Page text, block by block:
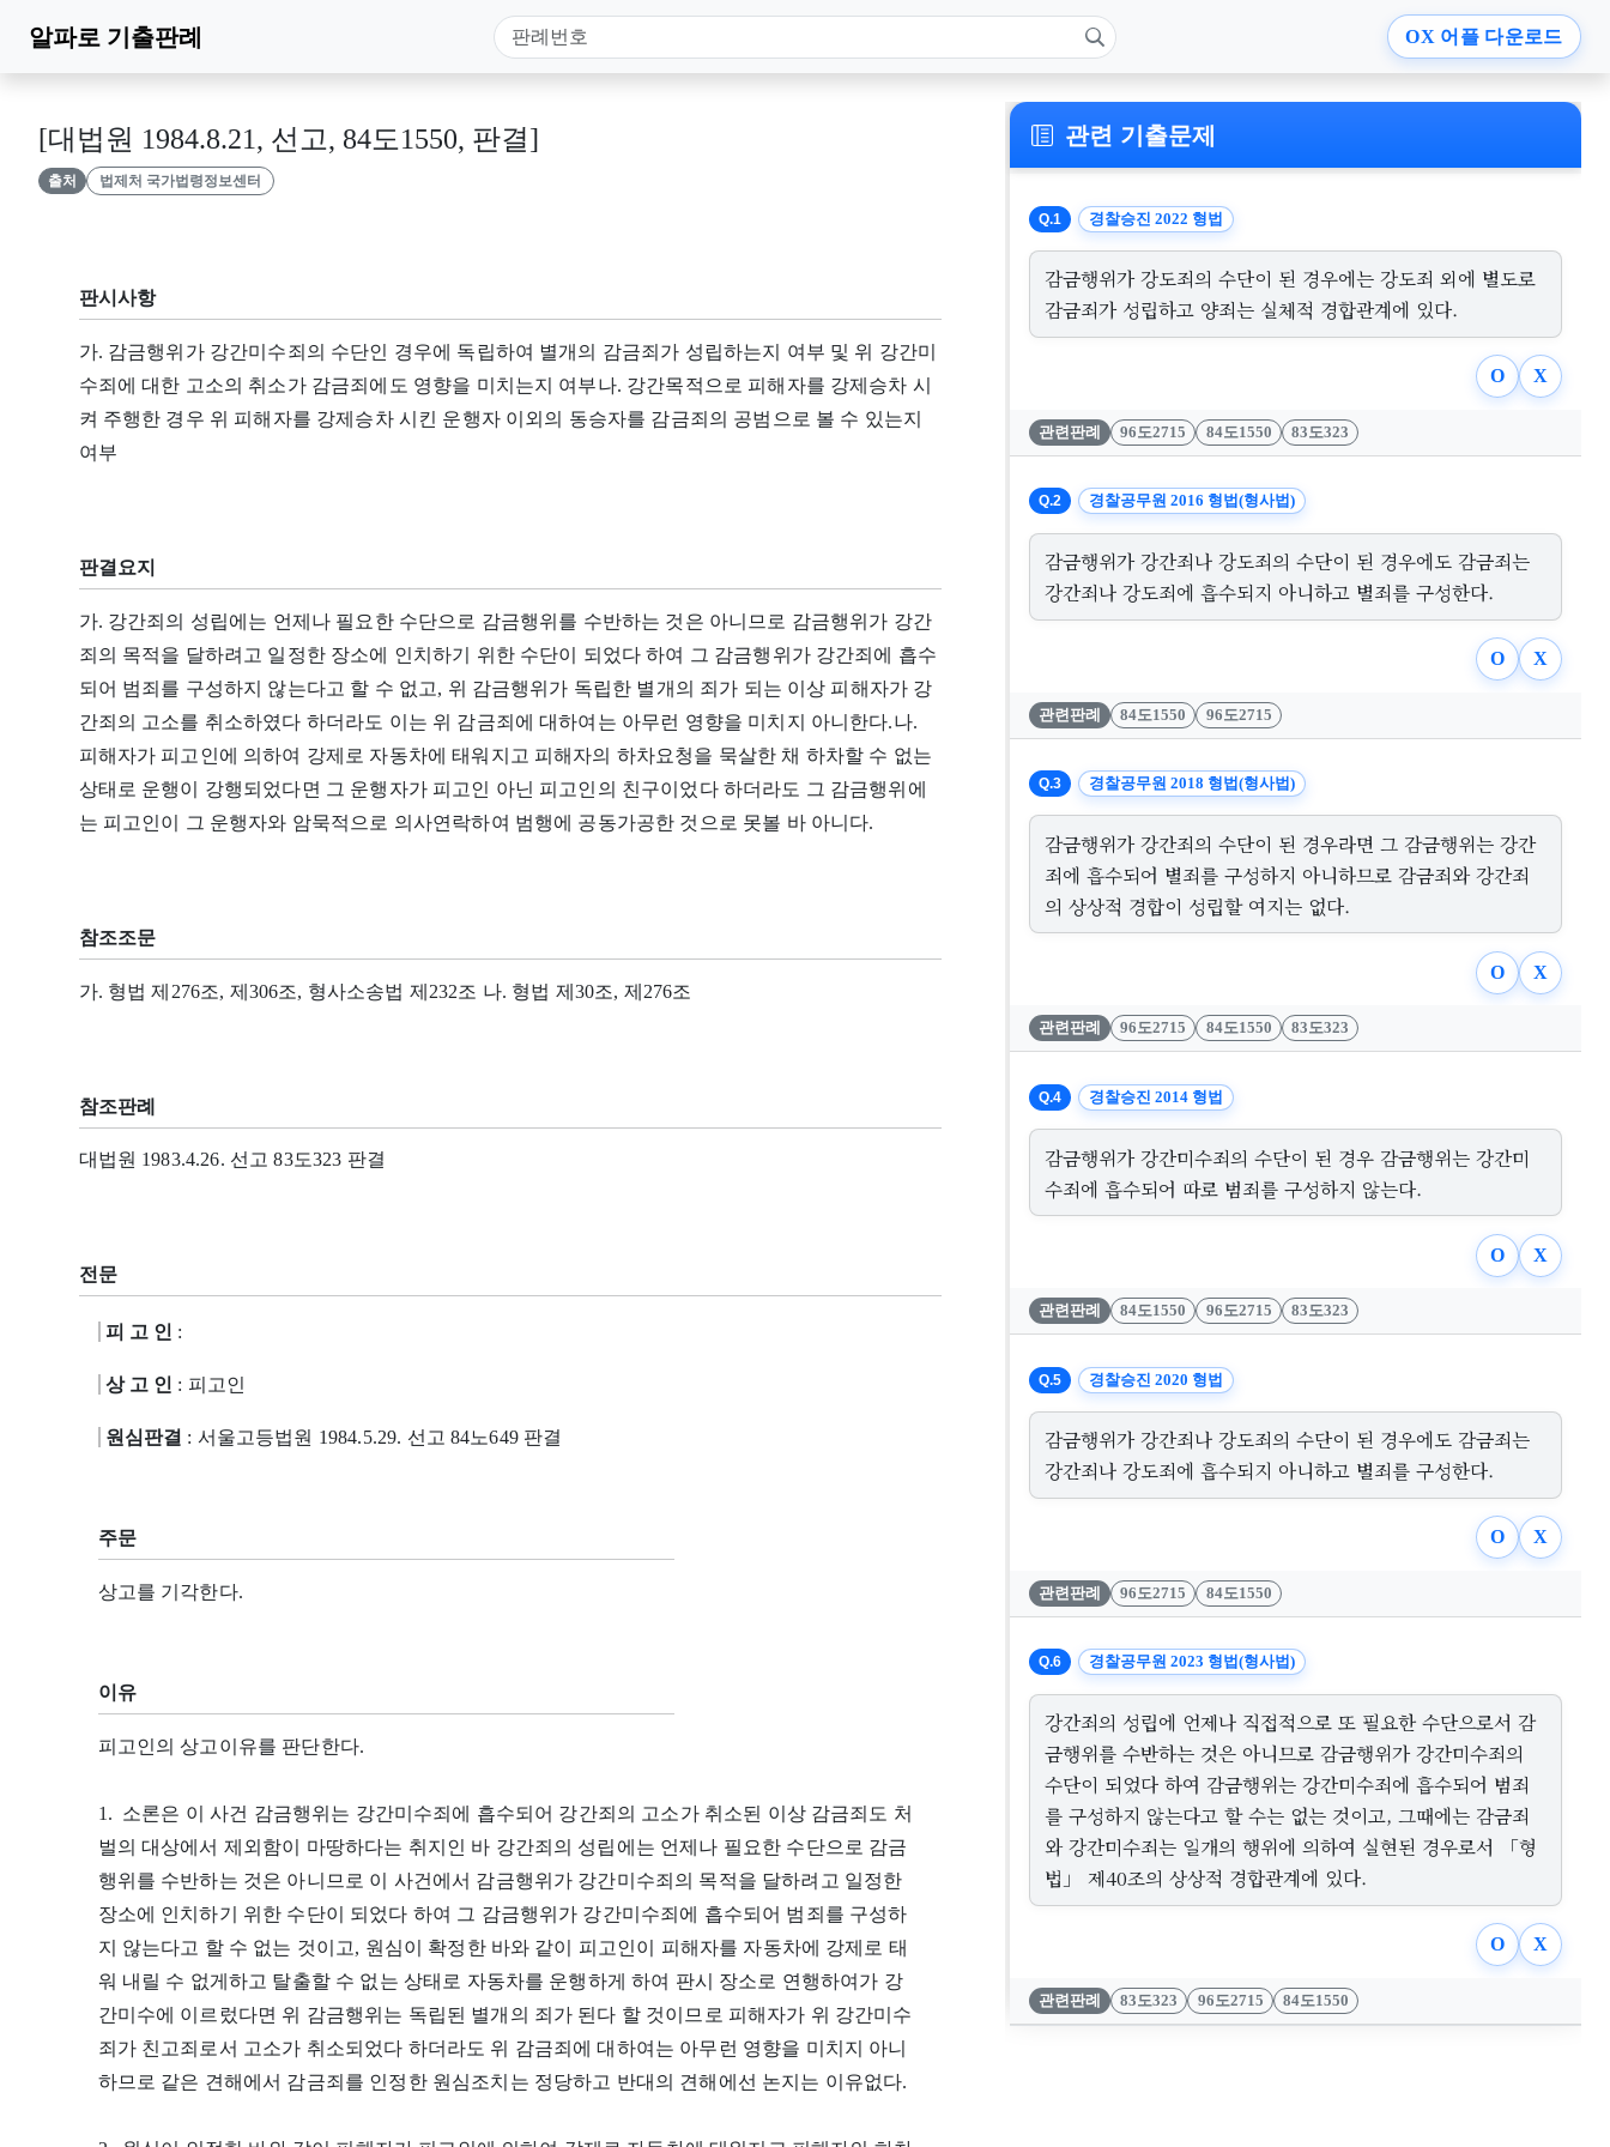
알파로 기출판례 OX 어플 다운로드
[대법원 1984.8.21, 선고, 84도1550, 판결]
출처 법제처 국가법령정보센터
판시사항
가. 감금행위가 강간미수죄의 수단인 경우에 독립하여 별개의 감금죄가 성립하는지 여부 및 위 강간미
수죄에 대한 고소의 취소가 감금죄에도 영향을 미치는지 여부나. 강간목적으로 피해자를 강제승차 시
켜 주행한 경우 위 피해자를 강제승차 시킨 운행자 이외의 동승자를 감금죄의 공범으로 볼 수 있는지
여부
판결요지
가. 강간죄의 성립에는 언제나 필요한 수단으로 감금행위를 수반하는 것은 아니므로 감금행위가 강간
죄의 목적을 달하려고 일정한 장소에 인치하기 위한 수단이 되었다 하여 그 감금행위가 강간죄에 흡수
되어 범죄를 구성하지 않는다고 할 수 없고, 위 감금행위가 독립한 별개의 죄가 되는 이상 피해자가 강
간죄의 고소를 취소하였다 하더라도 이는 위 감금죄에 대하여는 아무런 영향을 미치지 아니한다.나.
피해자가 피고인에 의하여 강제로 자동차에 태워지고 피해자의 하차요청을 묵살한 채 하차할 수 없는
상태로 운행이 강행되었다면 그 운행자가 피고인 아닌 피고인의 친구이었다 하더라도 그 감금행위에
는 피고인이 그 운행자와 암묵적으로 의사연락하여 범행에 공동가공한 것으로 못볼 바 아니다.
참조조문
가. 형법 제276조, 제306조, 형사소송법 제232조 나. 형법 제30조, 제276조
참조판례
대법원 1983.4.26. 선고 83도323 판결
전문
피 고 인 :
상 고 인 : 피고인
원심판결 : 서울고등법원 1984.5.29. 선고 84노649 판결
주문
상고를 기각한다.
이유
피고인의 상고이유를 판단한다.
1. 소론은 이 사건 감금행위는 강간미수죄에 흡수되어 강간죄의 고소가 취소된 이상 감금죄도 처
벌의 대상에서 제외함이 마땅하다는 취지인 바 강간죄의 성립에는 언제나 필요한 수단으로 감금
행위를 수반하는 것은 아니므로 이 사건에서 감금행위가 강간미수죄의 목적을 달하려고 일정한
장소에 인치하기 위한 수단이 되었다 하여 그 감금행위가 강간미수죄에 흡수되어 범죄를 구성하
지 않는다고 할 수 없는 것이고, 원심이 확정한 바와 같이 피고인이 피해자를 자동차에 강제로 태
워 내릴 수 없게하고 탈출할 수 없는 상태로 자동차를 운행하게 하여 판시 장소로 연행하여가 강
간미수에 이르렀다면 위 감금행위는 독립된 별개의 죄가 된다 할 것이므로 피해자가 위 강간미수
죄가 친고죄로서 고소가 취소되었다 하더라도 위 감금죄에 대하여는 아무런 영향을 미치지 아니
하므로 같은 견해에서 감금죄를 인정한 원심조치는 정당하고 반대의 견해에선 논지는 이유없다.
관련 기출문제
Q.1 경찰승진 2022 형법
감금행위가 강도죄의 수단이 된 경우에는 강도죄 외에 별도로
감금죄가 성립하고 양죄는 실체적 경합관계에 있다.
O X
관련판례 96도2715 84도1550 83도323
Q.2 경찰공무원 2016 형법(형사법)
감금행위가 강간죄나 강도죄의 수단이 된 경우에도 감금죄는
강간죄나 강도죄에 흡수되지 아니하고 별죄를 구성한다.
O X
관련판례 84도1550 96도2715
Q.3 경찰공무원 2018 형법(형사법)
감금행위가 강간죄의 수단이 된 경우라면 그 감금행위는 강간
죄에 흡수되어 별죄를 구성하지 아니하므로 감금죄와 강간죄
의 상상적 경합이 성립할 여지는 없다.
O X
관련판례 96도2715 84도1550 83도323
Q.4 경찰승진 2014 형법
감금행위가 강간미수죄의 수단이 된 경우 감금행위는 강간미
수죄에 흡수되어 따로 범죄를 구성하지 않는다.
O X
관련판례 84도1550 96도2715 83도323
Q.5 경찰승진 2020 형법
감금행위가 강간죄나 강도죄의 수단이 된 경우에도 감금죄는
강간죄나 강도죄에 흡수되지 아니하고 별죄를 구성한다.
O X
관련판례 96도2715 84도1550
Q.6 경찰공무원 2023 형법(형사법)
강간죄의 성립에 언제나 직접적으로 또 필요한 수단으로서 감
금행위를 수반하는 것은 아니므로 감금행위가 강간미수죄의
수단이 되었다 하여 감금행위는 강간미수죄에 흡수되어 범죄
를 구성하지 않는다고 할 수는 없는 것이고, 그때에는 감금죄
와 강간미수죄는 일개의 행위에 의하여 실현된 경우로서 「형
법」 제40조의 상상적 경합관계에 있다.
O X
관련판례 83도323 96도2715 84도1550